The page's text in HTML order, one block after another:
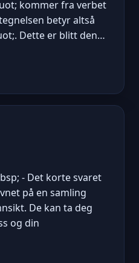
kommer fra verbet
betyr altså
Dette er blitt den…
- Det korte svaret
på en samling
De kan ta deg
og din